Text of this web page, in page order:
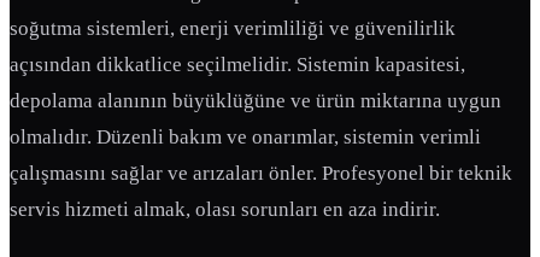
soğutma sistemleri, enerji verimliliği ve güvenilirlik
açısından dikkatlice seçilmelidir. Sistemin kapasitesi,
depolama alanının büyüklüğüne ve ürün miktarına uygun
olmalıdır. Düzenli bakım ve onarımlar, sistemin verimli
çalışmasını sağlar ve arızaları önler. Profesyonel bir teknik
servis hizmeti almak, olası sorunları en aza indirir.